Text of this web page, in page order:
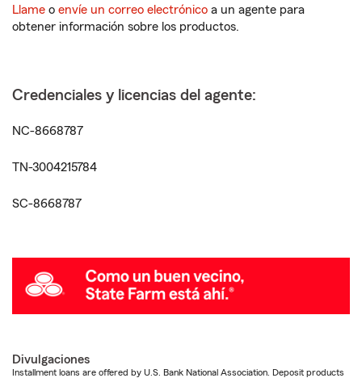
Llame o envíe un correo electrónico a un agente para
obtener información sobre los productos.
Credenciales y licencias del agente:
NC-8668787
TN-3004215784
SC-8668787
Divulgaciones
Installment loans are offered by U.S. Bank National Association. Deposit products